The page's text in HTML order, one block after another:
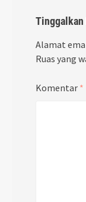
Tinggalkan
Alamat
Ruas yang
Komentar *